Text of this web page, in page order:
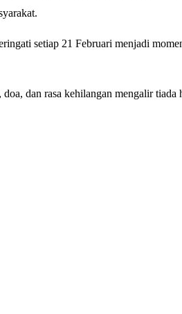
setiap 21 Februari menjadi
dan rasa kehilangan mengalir tiada